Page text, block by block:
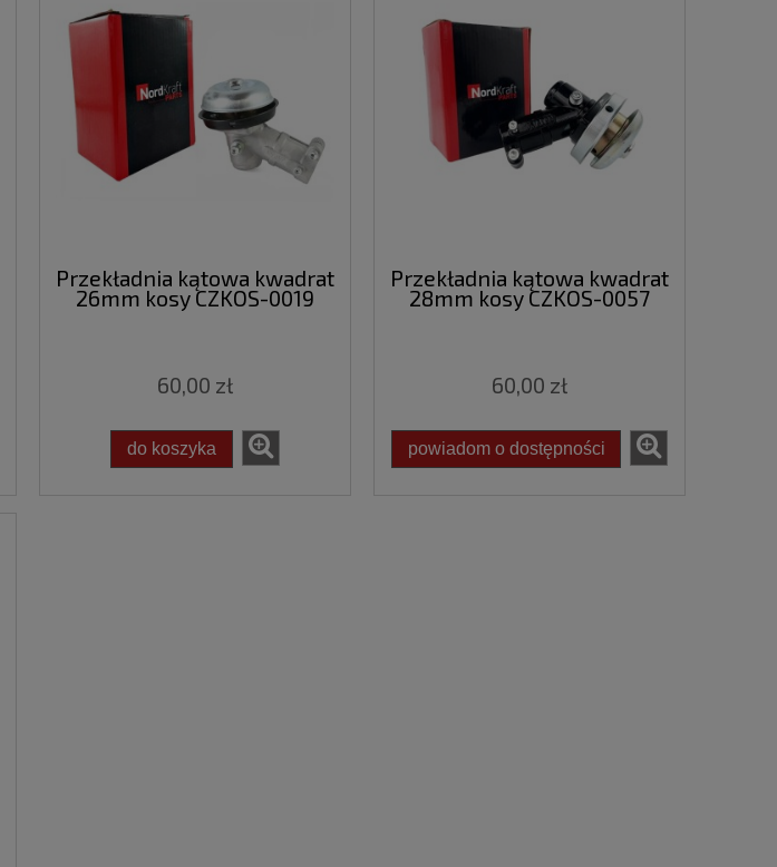
Przekładnia kątowa kwadrat
26mm kosy CZKOS-0019
60,00 zł
do koszyka
Przekładnia kątowa kwadrat
28mm kosy CZKOS-0057
60,00 zł
powiadom o dostępności